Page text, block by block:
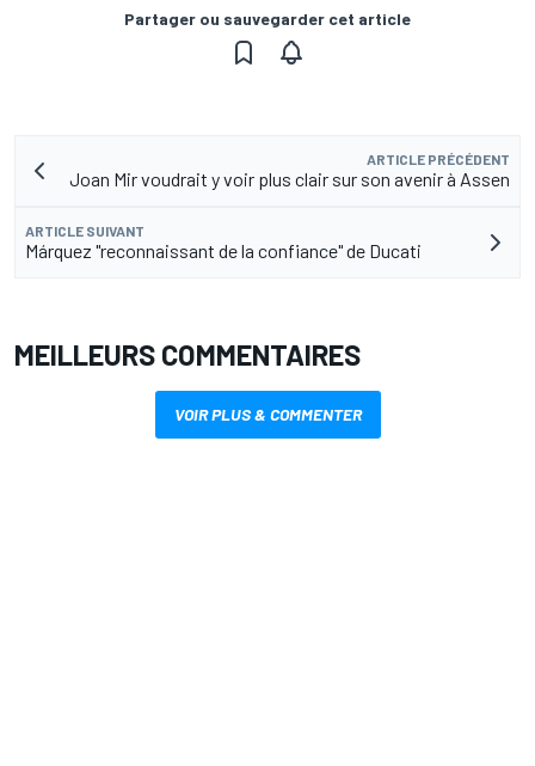
Partager ou sauvegarder cet article
ARTICLE PRÉCÉDENT
Joan Mir voudrait y voir plus clair sur son avenir à Assen
ARTICLE SUIVANT
Márquez "reconnaissant de la confiance" de Ducati
MEILLEURS COMMENTAIRES
VOIR PLUS & COMMENTER